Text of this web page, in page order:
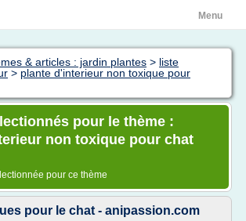
Menu
& articles : jardin plantes > liste
> plante d'interieur non toxique pour
pour le thème :
non toxique pour chat
pour ce thème
pour le chat - anipassion.com